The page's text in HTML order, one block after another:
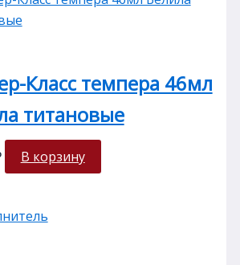
Класс темпера 46мл
титановые
В корзину